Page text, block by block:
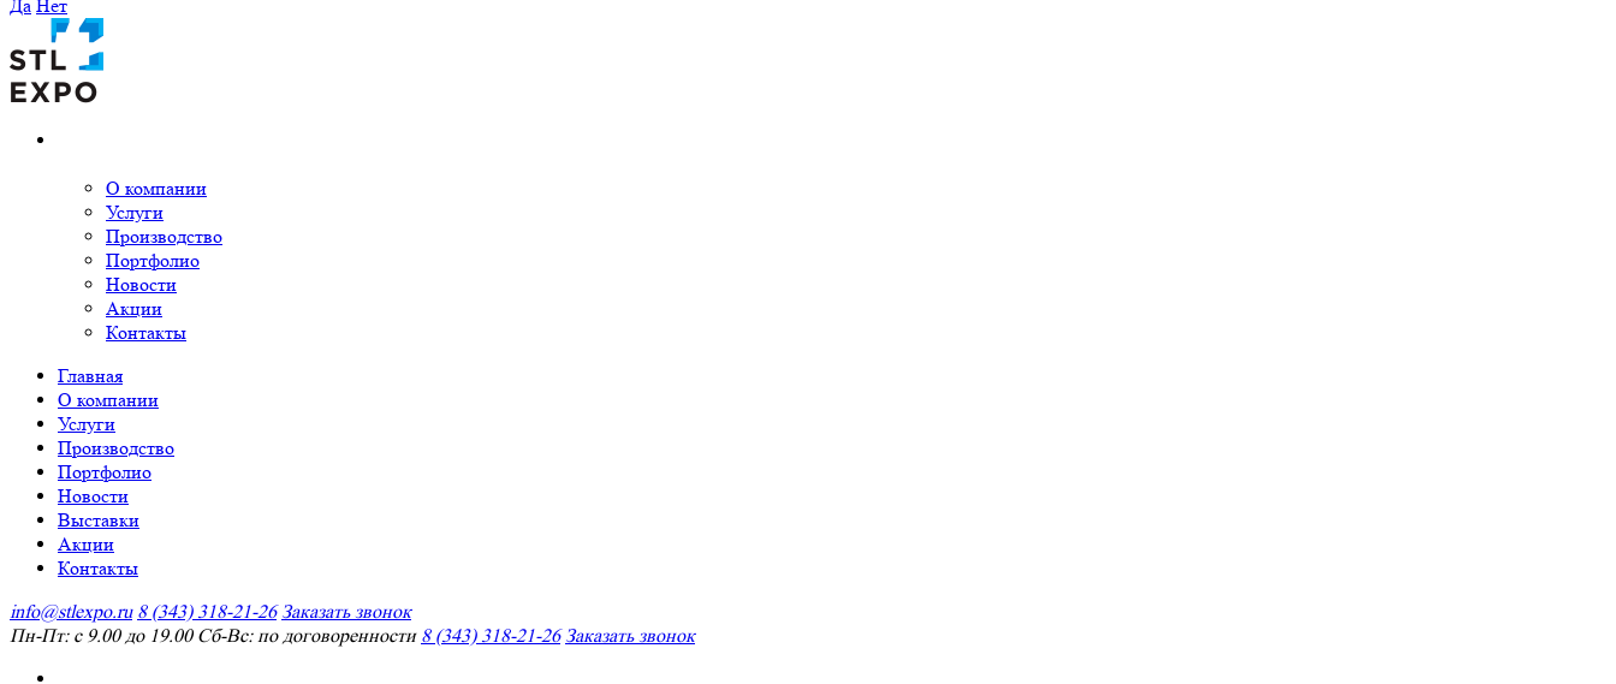
Да Нет
О компании
Услуги
Производство
Портфолио
Новости
Акции
Контакты
Главная
О компании
Услуги
Производство
Портфолио
Новости
Выставки
Акции
Контакты
info@stlexpo.ru 8 (343) 318-21-26 Заказать звонок
Пн-Пт: с 9.00 до 19.00 Сб-Вс: по договоренности 8 (343) 318-21-26 Заказать звонок